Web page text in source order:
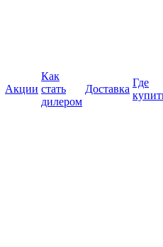
Акции
Как
стать
дилером
Доставка
Где